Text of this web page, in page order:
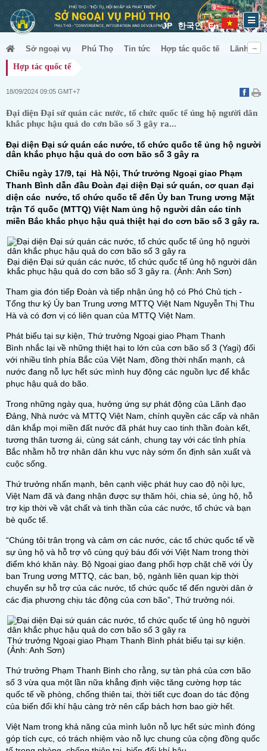
JP 한국인 En
Sở ngoại vụ Phú Thọ Tin tức Hợp tác quốc tế
Lãnh sự
Hợp tác quốc tế
18/09/2024 09:05 GMT+7
Đại diện Đại sứ quán các nước, tổ chức quốc tế ủng hộ người dân
khắc phục hậu quả do cơn bão số 3 gây ra...
Đại diện Đại sứ quán các nước, tổ chức quốc tế ủng hộ người
dân khắc phục hậu quả do cơn bão số 3 gây ra
Chiều ngày 17/9, tại
Hà Nội, Thứ trưởng Ngoại giao Phạm
Thanh Bình dẫn đầu Đoàn đại diện Đại sứ quán, cơ quan đại
diện các nước, tổ chức quốc tế đến Ủy ban Trung ương Mặt
trận Tổ quốc (MTTQ) Việt Nam ủng hộ người dân các tỉnh
miền Bắc khắc phục hậu quả thiệt hại do cơn bão số 3 gây ra.
Đại diện Đại sứ quán các nước, tổ chức quốc tế ủng hộ người dân
khắc phục hậu quả do cơn bão số 3 gây ra. (Ảnh: Anh Sơn)
Tham gia đón tiếp Đoàn và tiếp nhận ủng hộ có Phó Chủ tịch -
Tổng thư ký Ủy ban Trung ương MTTQ Việt Nam Nguyễn Thị Thu
Hà và có đơn vị có liên quan của MTTQ Việt Nam.
Phát biểu tại sự kiện, Thứ trưởng Ngoại giao Phạm Thanh
Bình nhắc lại về những thiệt hại to lớn của cơn bão số 3 (Yagi) đối
với nhiều tỉnh phía Bắc của Việt Nam, đồng thời nhấn mạnh, cả
nước đang nỗ lực hết sức mình huy động các nguồn lực để khắc
phục hậu quả do bão.
Trong những ngày qua, hưởng ứng sự phát động của Lãnh đạo
Đảng, Nhà nước và MTTQ Việt Nam, chính quyền các cấp và nhân
dân khắp mọi miền đất nước đã phát huy cao tinh thần đoàn kết,
tương thân tương ái, cùng sát cánh, chung tay với các tỉnh phía
Bắc nhằm hỗ trợ nhân dân khu vực này sớm ổn định sản xuất và
cuộc sống.
Thứ trưởng nhấn mạnh, bên cạnh việc phát huy cao độ nội lực,
Việt Nam đã và đang nhận được sự thăm hỏi, chia sẻ, ủng hộ, hỗ
trợ kịp thời về vật chất và tinh thần của các nước, tổ chức và bạn
bè quốc tế.
“Chúng tôi trân trọng và cảm ơn các nước, các tổ chức quốc tế về
sự ủng hộ và hỗ trợ vô cùng quý báu đối với Việt Nam trong thời
điểm khó khăn này. Bộ Ngoại giao đang phối hợp chặt chẽ với Ủy
ban Trung ương MTTQ, các ban, bộ, ngành liên quan kịp thời
chuyển sự hỗ trợ của các nước, tổ chức quốc tế đến người dân ở
các địa phương chịu tác động của cơn bão”, Thứ trưởng nói.
Thứ trưởng Ngoại giao Phạm Thanh Bình phát biểu tại sự kiện.
(Ảnh: Anh Sơn)
Thứ trưởng Phạm Thanh Bình cho rằng, sự tàn phá của cơn bão
số 3 vừa qua một lần nữa khẳng định việc tăng cường hợp tác
quốc tế về phòng, chống thiên tai, thời tiết cực đoan do tác động
của biến đổi khí hậu càng trở nên cấp bách hơn bao giờ hết.
Việt Nam trong khả năng của mình luôn nỗ lực hết sức mình đóng
góp tích cực, có trách nhiệm vào nỗ lực chung của cộng đồng quốc